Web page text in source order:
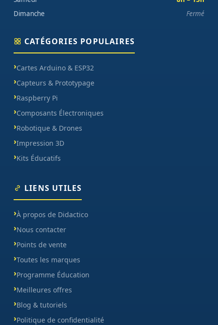
Dimanche
Fermé
CATÉGORIES POPULAIRES
Cartes Arduino & ESP32
Capteurs & Prototypage
Raspberry Pi
Composants Électroniques
Robotique & Drones
Impression 3D
Kits Éducatifs
LIENS UTILES
À propos de Didactico
Nous contacter
Points de vente
Toutes les marques
Programme Éducation
Meilleures offres
Blog & tutoriels
Politique de confidentialité